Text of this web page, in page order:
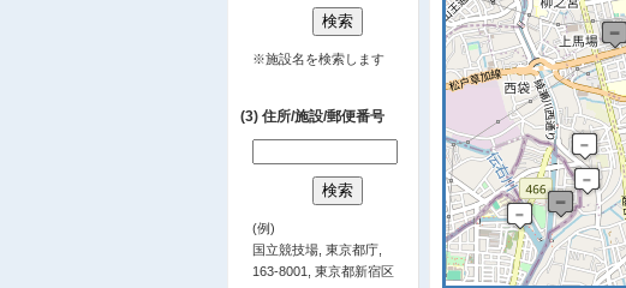
※施設名を検索します
(3) 住所/施設/郵便番号
(例)
国立競技場, 東京都庁,
163-8001, 東京都新宿区